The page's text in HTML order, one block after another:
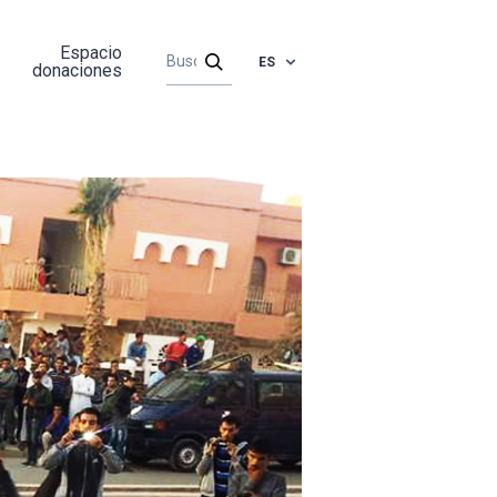
Espacio
donaciones
ES